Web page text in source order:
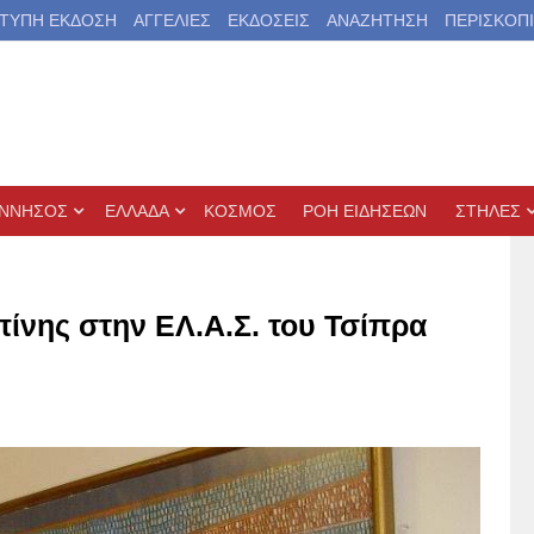
ΕΚΔΟΣΗ ΑΓΓΕΛΙΕΣ ΕΚΔΟΣΕΙΣ ΑΝΑΖΗΤΗΣΗ
ΕΛΛΑΔΑ ΚΟΣΜΟΣ ΡΟΗ ΕΙΔΗΣΕΩΝ ΣΤΗΛΕΣ
στην ΕΛ.Α.Σ. του Τσίπρα